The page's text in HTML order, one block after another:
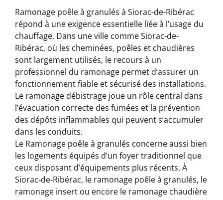
Ramonage poêle à granulés à Siorac-de-Ribérac
répond à une exigence essentielle liée à l’usage du
chauffage. Dans une ville comme Siorac-de-
Ribérac, où les cheminées, poêles et chaudières
sont largement utilisés, le recours à un
professionnel du ramonage permet d’assurer un
fonctionnement fiable et sécurisé des installations.
Le ramonage débistrage joue un rôle central dans
l’évacuation correcte des fumées et la prévention
des dépôts inflammables qui peuvent s’accumuler
dans les conduits.
Le Ramonage poêle à granulés concerne aussi bien
les logements équipés d’un foyer traditionnel que
ceux disposant d’équipements plus récents. À
Siorac-de-Ribérac, le ramonage poêle à granulés, le
ramonage insert ou encore le ramonage chaudière